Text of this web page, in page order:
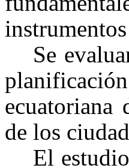
Se
ecuatoriana
de los
El